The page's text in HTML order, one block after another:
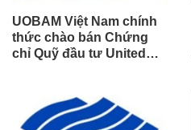
UOBAM Việt Nam chính
thức chào bán Chứng
chỉ Quỹ đầu tư United